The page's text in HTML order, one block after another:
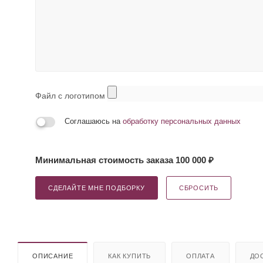
Файл с логотипом
Соглашаюсь на обработку персональных данных
Минимальная стоимость заказа 100 000 ₽
СДЕЛАЙТЕ МНЕ ПОДБОРКУ СБРОСИТЬ
ОПИСАНИЕ КАК КУПИТЬ ОПЛАТА